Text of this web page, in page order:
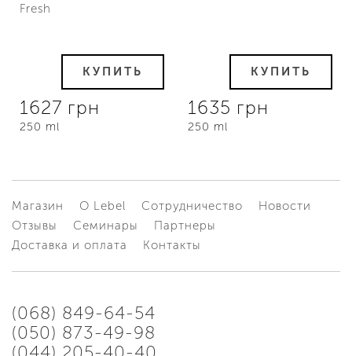
Fresh
КУПИТЬ
1627 грн
250 ml
КУПИТЬ
1635 грн
250 ml
Магазин О Lebel Сотрудничество
Новости
Отзывы
Семинары
Партнеры
Доставка и оплата
Контакты
(068) 849-64-54
(050) 873-49-98